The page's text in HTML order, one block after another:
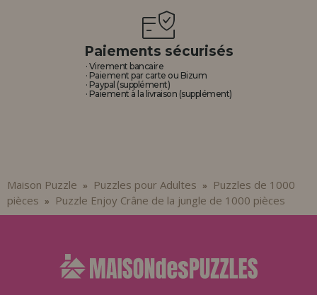
Paiements sécurisés
· Virement bancaire
· Paiement par carte ou Bizum
· Paypal (supplément)
· Paiement à la livraison (supplément)
Maison Puzzle » Puzzles pour Adultes »
Puzzles de 1000
pièces » Puzzle Enjoy Crâne de la jungle de 1000 pièces